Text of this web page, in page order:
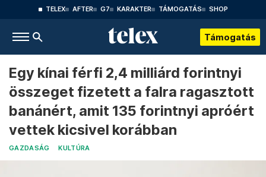
TELEX AFTER G7 KARAKTER TÁMOGATÁS SHOP
Támogatás
Egy kínai férfi 2,4 milliárd forintnyi
összeget fizetett a falra ragasztott
banánért, amit 135 forintnyi apróért
vettek kicsivel korábban
GAZDASÁG KULTÚRA